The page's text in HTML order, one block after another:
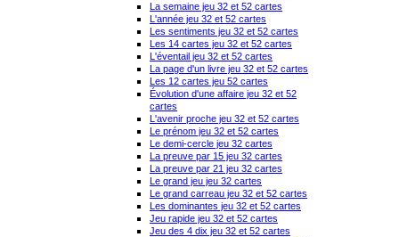
La semaine jeu 32 et 52 cartes
L'année jeu 32 et 52 cartes
Les sentiments jeu 32 et 52 cartes
Les 14 cartes jeu 32 et 52 cartes
L'éventail jeu 32 et 52 cartes
La page d'un livre jeu 32 et 52 cartes
Les 12 cartes jeu 52 cartes
Évolution d'une affaire jeu 32 et 52
cartes
L'avenir proche jeu 32 et 52 cartes
Le prénom jeu 32 et 52 cartes
Le demi-cercle jeu 32 cartes
La preuve par 15 jeu 32 cartes
La preuve par 21 jeu 32 cartes
Le grand jeu jeu 32 cartes
Le grand carreau jeu 32 et 52 cartes
Les dominantes jeu 32 et 52 cartes
Jeu rapide jeu 32 et 52 cartes
Jeu des 4 dix jeu 32 et 52 cartes